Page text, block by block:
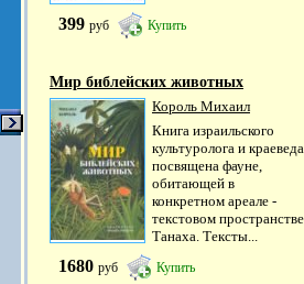
399 руб Купить
Мир библейских животных
Король Михаил
Книга израильского
культуролога и краеведа
посвящена фауне,
обитающей в
конкретном ареале -
текстовом пространстве
Танаха. Тексты...
1680 руб Купить